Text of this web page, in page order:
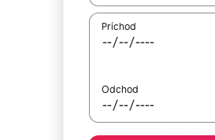
Príchod
Odchod